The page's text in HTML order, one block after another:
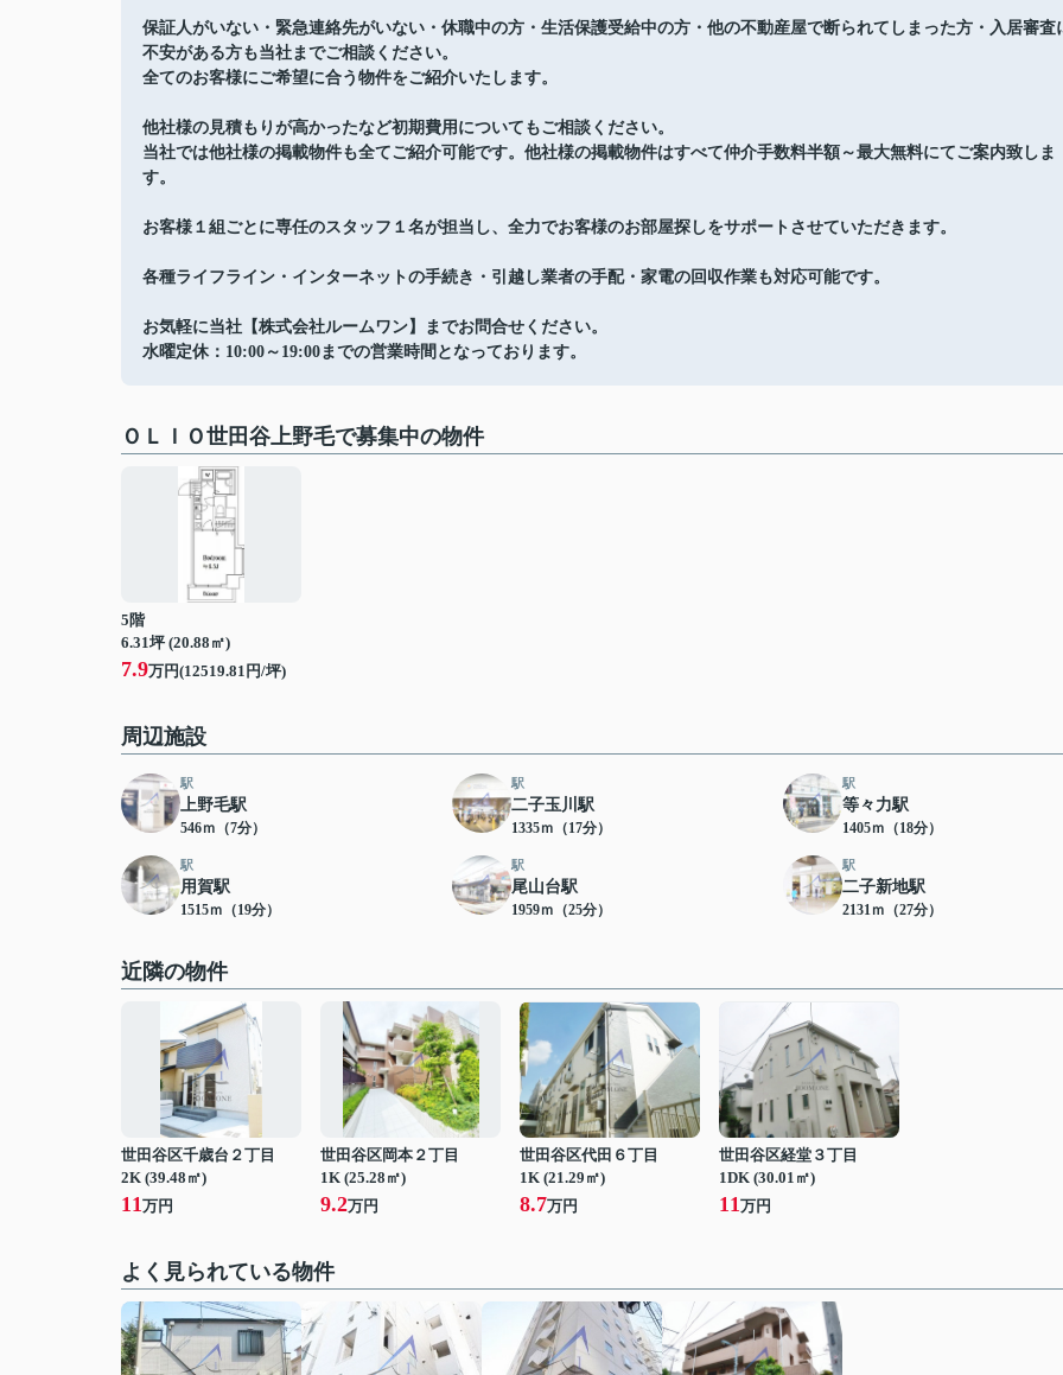
保証人がいない・緊急連絡先がいない・休職中の方・生活保護受給中の方・他の不動産屋で断られてしまった方・入居審査
不安がある方も当社までご相談ください。
全てのお客様にご希望に合う物件をご紹介いたします。
他社様の見積もりが高かったなど初期費用についてもご相談ください。
当社では他社様の掲載物件も全てご紹介可能です。他社様の掲載物件はすべて仲介手数料半額～最大無料にてご案内致しま
す。
お客様１組ごとに専任のスタッフ１名が担当し、全力でお客様のお部屋探しをサポートさせていただきます。
各種ライフライン・インターネットの手続き・引越し業者の手配・家電の回収作業も対応可能です。
お気軽に当社【株式会社ルームワン】までお問合せください。
水曜定休：10:00～19:00までの営業時間となっております。
ＯＬＩＯ世田谷上野毛で募集中の物件
5階
6.31坪 (20.88㎡)
7.9万円(12519.81円/坪)
周辺施設
駅
上野毛駅
546ｍ（7分）
駅
二子玉川駅
1335ｍ（17分）
駅
等々力駅
1405ｍ（18分）
駅
用賀駅
1515ｍ（19分）
駅
尾山台駅
1959ｍ（25分）
駅
二子新地駅
2131ｍ（27分）
近隣の物件
世田谷区千歳台２丁目
2K (39.48㎡)
11万円
世田谷区岡本２丁目
1K (25.28㎡)
9.2万円
世田谷区代田６丁目
1K (21.29㎡)
8.7万円
世田谷区経堂３丁目
1DK (30.01㎡)
11万円
よく見られている物件